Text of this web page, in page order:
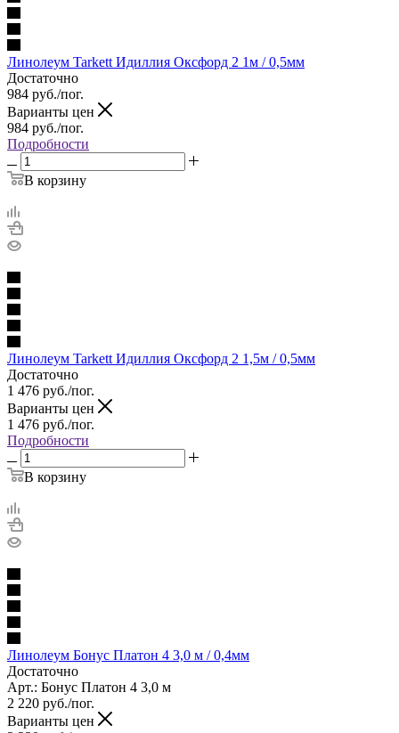
Линолеум Tarkett Идиллия Оксфорд 2 1м / 0,5мм
Достаточно
984 руб./пог.
Варианты цен
984 руб./пог.
Подробности
В корзину
Линолеум Tarkett Идиллия Оксфорд 2 1,5м / 0,5мм
Достаточно
1 476 руб./пог.
Варианты цен
1 476 руб./пог.
Подробности
В корзину
Линолеум Бонус Платон 4 3,0 м / 0,4мм
Достаточно
Арт.: Бонус Платон 4 3,0 м
2 220 руб./пог.
Варианты цен